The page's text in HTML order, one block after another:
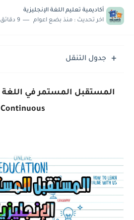
أكاديمية تعليم اللغة الإنجليزية
اخر تحديث : منذ بضع اعوام 9 دقائق للقراءة
جدول التنقل
Continuous